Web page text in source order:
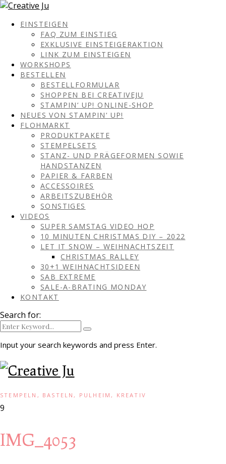
EINSTEIGEN
FAQ ZUM EINSTIEG
EXKLUSIVE EINSTEIGERAKTION
LINK ZUM EINSTEIGEN
WORKSHOPS
BESTELLEN
BESTELLFORMULAR
SHOPPEN BEI CREATIVEJU
STAMPIN‘ UP! ONLINE-SHOP
NEUES VON STAMPIN‘ UP!
FLOHMARKT
PRODUKTPAKETE
STEMPELSETS
STANZ- UND PRÄGEFORMEN SOWIE
HANDSTANZEN
PAPIER & FARBEN
ACCESSOIRES
ARBEITSZUBEHÖR
SONSTIGES
VIDEOS
SUPER SAMSTAG VIDEO HOP
10 MINUTEN CHRISTMAS DIY – 2022
LET IT SNOW – WEIHNACHTSZEIT
CHRISTMAS RALLEY
30+1 WEIHNACHTSIDEEN
SAB EXTREME
SALE-A-BRATING MONDAY
KONTAKT
Search for:
Input your search keywords and press Enter.
STEMPELN, BASTELN, PULHEIM, KREATIV
9
IMG_4053